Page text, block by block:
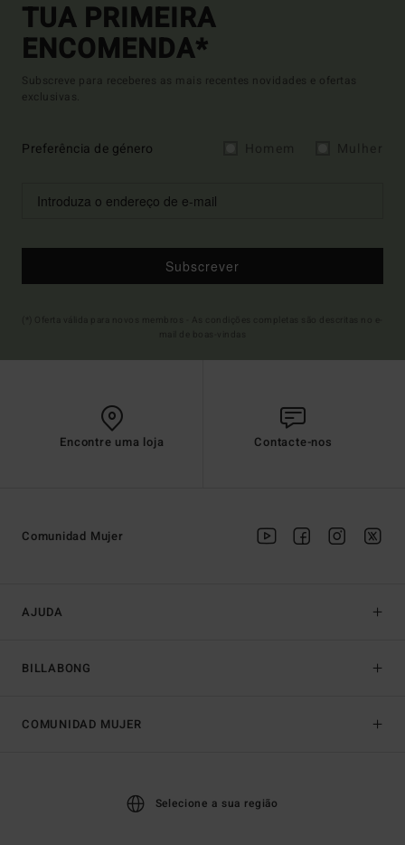
TUA PRIMEIRA
ENCOMENDA*
Subscreve para receberes as mais recentes novidades e ofertas
exclusivas.
Preferência de género
Subscrever
Encontre uma loja Contacte-nos
AJUDA
BILLABONG
Comunidad Mujer
COMUNIDAD MUJER
Selecione a sua região